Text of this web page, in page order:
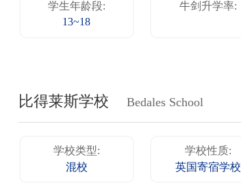
学生年龄段:
13~18
牛剑升学率:
比得莱斯学校 Bedales School
学校类型:
混校
学校性质:
英国寄宿学校